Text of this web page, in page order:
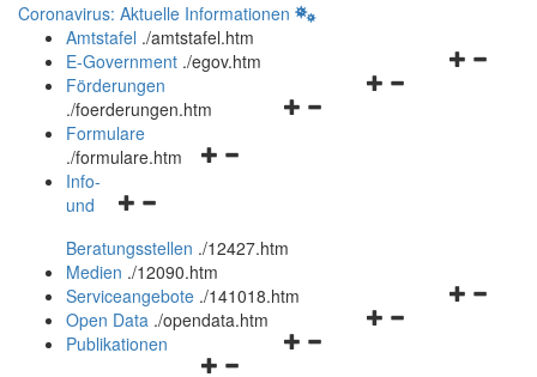
Coronavirus: Aktuelle Informationen
Amtstafel ./amtstafel.htm
Navigationsmenü
E-Government ./egov.htm
Navigationsmenü
Förderungen
./foerderungen.htm
Navigationsmenü
Formulare
./formulare.htm
Navigationsmenü
und
schließen
Info-
und
Beratungsstellen ./12427.htm
Medien ./12090.htm
Navigationsmenü
Serviceangebote ./141018.htm
Navigationsmenü
Open Data ./opendata.htm
Navigationsmenü
Publikationen